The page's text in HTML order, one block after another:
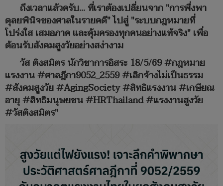
ถึงเวลาแล้วครับ... ที่เราต้องเปลี่ยนจาก "การพึ่งพา
ดุลยพินิจของศาลในรายคดี" ไปสู่ "ระบบกฎหมายที่
โปร่งใส เสมอภาค และคุ้มครองทุกคนอย่างแท้จริง" เพื่อ
ต้อนรับสังคมสูงวัยอย่างสง่างาม
วัส ติงสมิตร นักวิชาการอิสระ 18/5/69 #กฎหมาย
แรงงาน #ศาลฎีกา9052_2559 #เลิกจ้างไม่เป็นธรรม
#สังคมสูงวัย #AgingSociety #สิทธิแรงงาน #เกษียณ
อายุ #สิทธิมนุษยชน #HRThailand #แรงงานสูงวัย
#วัสติงสมิตร"